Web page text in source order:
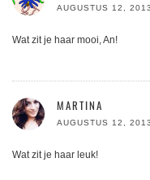
AUGUSTUS 12,
Wat zit je haar mooi, An!
MARTINA
AUGUSTUS 12,
Wat zit je haar leuk!